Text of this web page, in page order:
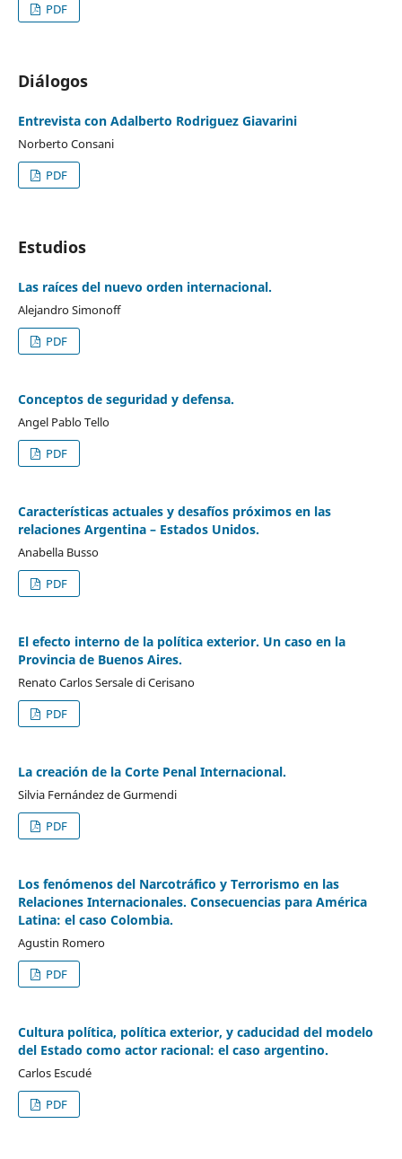
PDF
Diálogos
Entrevista con Adalberto Rodriguez Giavarini
Norberto Consani
PDF
Estudios
Las raíces del nuevo orden internacional.
Alejandro Simonoff
PDF
Conceptos de seguridad y defensa.
Angel Pablo Tello
PDF
Características actuales y desafíos próximos en las
relaciones Argentina – Estados Unidos.
Anabella Busso
PDF
El efecto interno de la política exterior. Un caso en la
Provincia de Buenos Aires.
Renato Carlos Sersale di Cerisano
PDF
La creación de la Corte Penal Internacional.
Silvia Fernández de Gurmendi
PDF
Los fenómenos del Narcotráfico y Terrorismo en las
Relaciones Internacionales. Consecuencias para América
Latina: el caso Colombia.
Agustin Romero
PDF
Cultura política, política exterior, y caducidad del modelo
del Estado como actor racional: el caso argentino.
Carlos Escudé
PDF